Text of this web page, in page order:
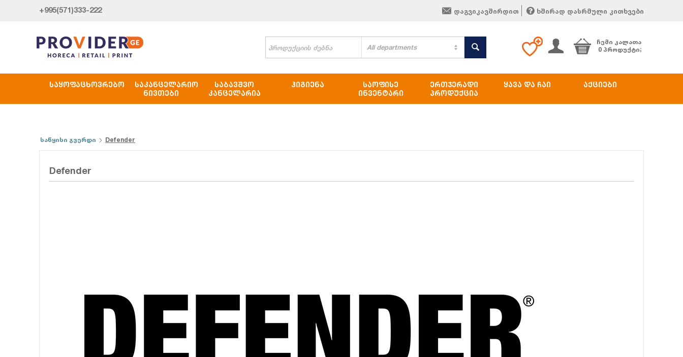
+995(571)333-222 დაგვიკავშირდით ხშირად დასრმული კითხვები
All departments
ᲩᲔᲛᲘ ᲙᲐᲚᲐᲗᲐ
0 პროდუქტი;
ᲡᲐᲧᲝᲤᲐᲪᲮᲝᲕᲠᲔᲑᲝ
ᲡᲐᲙᲐᲜᲪᲔᲚᲐᲠᲘᲝ
ᲜᲘᲕᲗᲔᲑᲘ
ᲡᲐᲑᲐᲕᲨᲕᲝ
ᲙᲐᲜᲪᲔᲚᲐᲠᲘᲐ
ᲰᲘᲒᲘᲔᲜᲐ
ᲡᲐᲝᲤᲘᲡᲔ
ᲘᲜᲕᲔᲜᲢᲐᲠᲘ
ᲔᲠᲗᲯᲔᲠᲐᲓᲘ
ᲞᲠᲝᲓᲣᲥᲪᲘᲐ
ᲧᲐᲕᲐ ᲓᲐ ᲩᲐᲘ ᲐᲥᲪᲘᲔᲑᲘ
საწყისი გვერდი Defender
Defender